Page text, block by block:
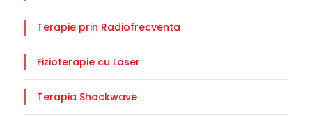
Terapie prin Radiofrecventa
Fizioterapie cu Laser
Terapia Shockwave